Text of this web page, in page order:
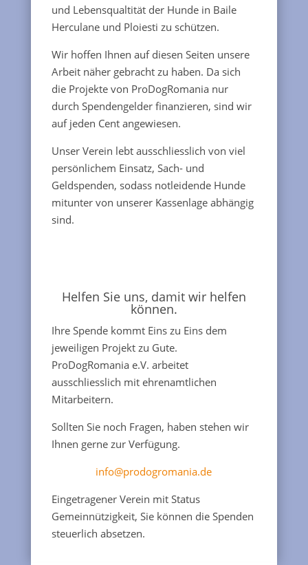
und Lebensqualtität der Hunde in Baile
Herculane und Ploiesti zu schützen.
Wir hoffen Ihnen auf diesen Seiten unsere
Arbeit näher gebracht zu haben. Da sich
die Projekte von ProDogRomania nur
durch Spendengelder finanzieren, sind wir
auf jeden Cent angewiesen.
Unser Verein lebt ausschliesslich von viel
persönlichem Einsatz, Sach- und
Geldspenden, sodass notleidende Hunde
mitunter von unserer Kassenlage abhängig
sind.
Helfen Sie uns, damit wir helfen
können.
Ihre Spende kommt Eins zu Eins dem
jeweiligen Projekt zu Gute.
ProDogRomania e.V. arbeitet
ausschliesslich mit ehrenamtlichen
Mitarbeitern.
Sollten Sie noch Fragen, haben stehen wir
Ihnen gerne zur Verfügung.
info@prodogromania.de
Eingetragener Verein mit Status
Gemeinnützigkeit, Sie können die Spenden
steuerlich absetzen.